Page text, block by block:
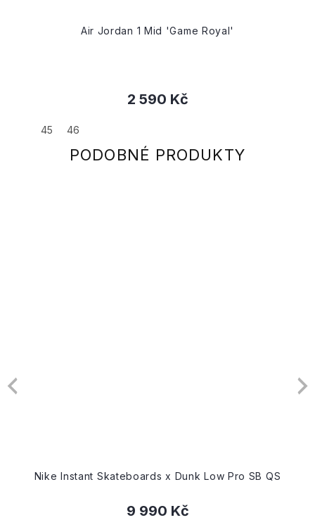
Air Jordan 1 Mid 'Game Royal'
2 590 Kč
45 46
Nike Instant Skateboards x Dunk Low Pro SB QS
9 990 Kč